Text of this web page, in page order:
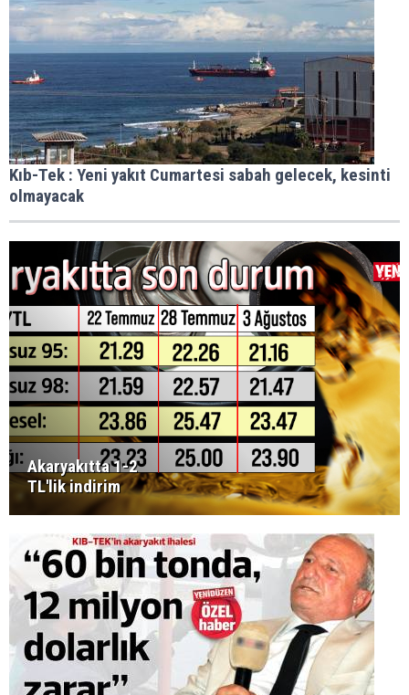
Kıb-Tek : Yeni yakıt Cumartesi sabah gelecek, kesinti
olmayacak
Akaryakıtta 1-2
TL'lik indirim